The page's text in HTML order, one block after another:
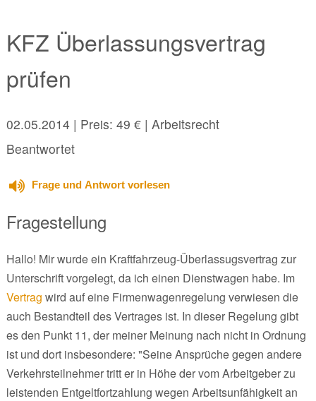
KFZ Überlassungsvertrag
prüfen
02.05.2014| Preis: 49 € | Arbeitsrecht
Beantwortet
Frage und Antwort vorlesen
Fragestellung
Hallo! Mir wurde ein Kraftfahrzeug-Überlassugsvertrag zur
Unterschrift vorgelegt, da ich einen Dienstwagen habe. Im
Vertrag wird auf eine Firmenwagenregelung verwiesen die
auch Bestandteil des Vertrages ist. In dieser Regelung gibt
es den Punkt 11, der meiner Meinung nach nicht in Ordnung
ist und dort insbesondere: "Seine Ansprüche gegen andere
Verkehrsteilnehmer tritt er in Höhe der vom Arbeitgeber zu
leistenden Entgeltfortzahlung wegen Arbeitsunfähigkeit an